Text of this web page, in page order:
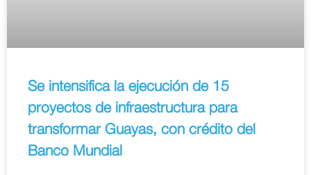
Se intensifica la ejecución de 15
proyectos de infraestructura para
transformar Guayas, con crédito del
Banco Mundial